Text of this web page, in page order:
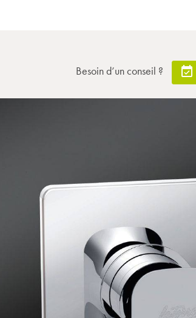
Besoin d’un conseil ?